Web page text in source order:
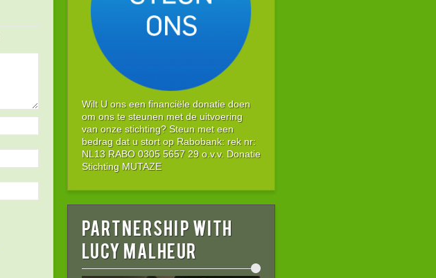
Wilt U ons een financiële donatie doen
om ons te steunen met de uitvoering
van onze stichting? Steun met een
bedrag dat u stort op Rabobank: rek nr:
NL13 RABO 0305 5657 29 o.v.v. Donatie
Stichting MUTAZE
Partnership with
LUCY MALHEUR